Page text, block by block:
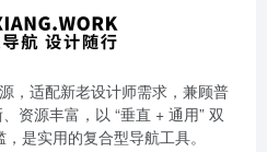
，适配新老设计师需求，兼顾普
资源丰富，以 “垂直 + 通用” 双
是实用的复合型导航工具。